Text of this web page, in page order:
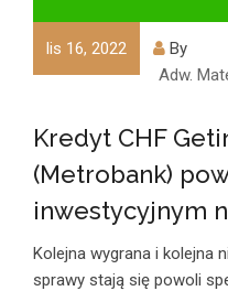
lis 16, 2022
By
Adw.
Kredyt CHF
(Metrobank)
inwestycyjnym
Kolejna wygrana i kolejna
sprawy stają się powoli